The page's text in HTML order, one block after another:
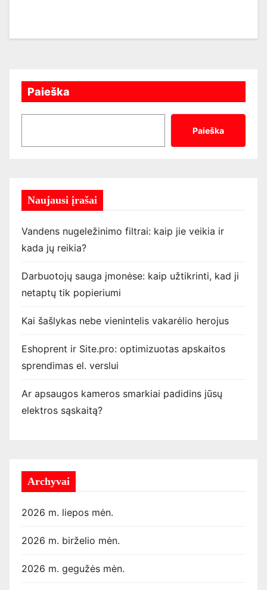
Paieška
Paieška
Naujausi įrašai
Vandens nugeležinimo filtrai: kaip jie veikia ir
kada jų reikia?
Darbuotojų sauga įmonėse: kaip užtikrinti, kad ji
netaptų tik popieriumi
Kai šašlykas nebe vienintelis vakarėlio herojus
Eshoprent ir Site.pro: optimizuotas apskaitos
sprendimas el. verslui
Ar apsaugos kameros smarkiai padidins jūsų
elektros sąskaitą?
Archyvai
2026 m. liepos mėn.
2026 m. birželio mėn.
2026 m. gegužės mėn.